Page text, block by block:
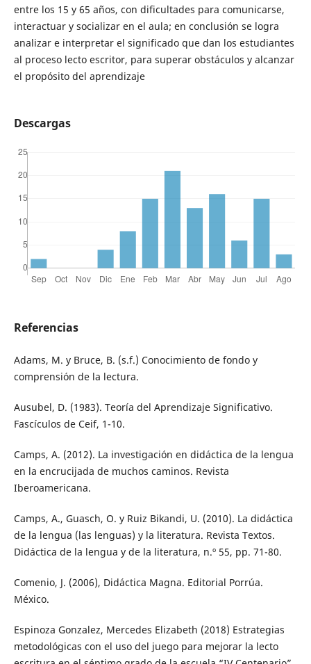
entre los 15 y 65 años, con dificultades para comunicarse,
interactuar y socializar en el aula; en conclusión se logra
analizar e interpretar el significado que dan los estudiantes
al proceso lecto escritor, para superar obstáculos y alcanzar
el propósito del aprendizaje
Descargas
Referencias
Adams, M. y Bruce, B. (s.f.) Conocimiento de fondo y
comprensión de la lectura.
Ausubel, D. (1983). Teoría del Aprendizaje Significativo.
Fascículos de Ceif, 1-10.
Camps, A. (2012). La investigación en didáctica de la lengua
en la encrucijada de muchos caminos. Revista
Iberoamericana.
Camps, A., Guasch, O. y Ruiz Bikandi, U. (2010). La didáctica
de la lengua (las lenguas) y la literatura. Revista Textos.
Didáctica de la lengua y de la literatura, n.º 55, pp. 71-80.
Comenio, J. (2006), Didáctica Magna. Editorial Porrúa.
México.
Espinoza Gonzalez, Mercedes Elizabeth (2018) Estrategias
metodológicas con el uso del juego para mejorar la lecto